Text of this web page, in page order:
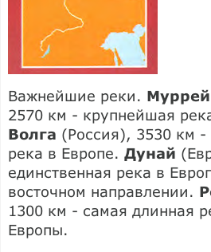
Важнейшие реки. Муррей
2570 км - крупнейшая
Волга (Россия), 3530 км -
река в Европе. Дунай
единственная река в
восточном направлении.
1300 км - самая длинная
Европы.